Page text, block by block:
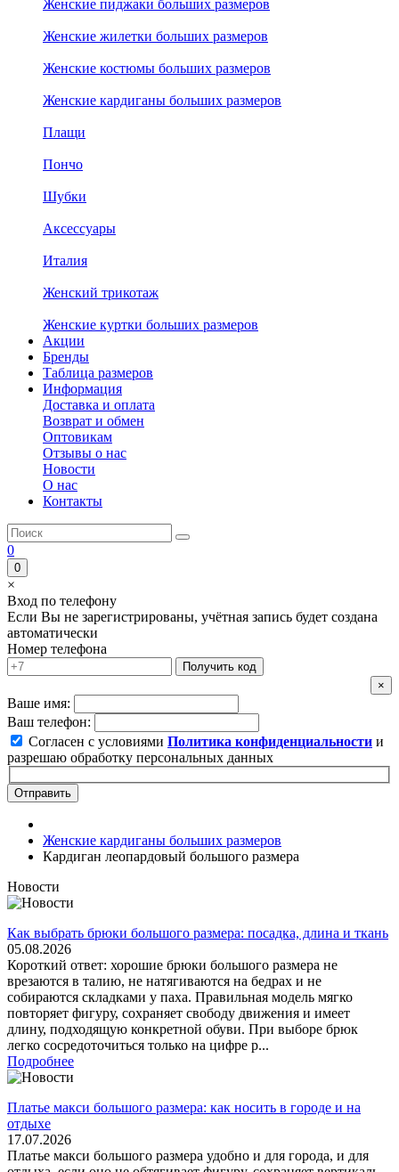
Женские пиджаки больших размеров
Женские жилетки больших размеров
Женские костюмы больших размеров
Женские кардиганы больших размеров
Плащи
Пончо
Шубки
Аксессуары
Италия
Женский трикотаж
Женские куртки больших размеров
Акции
Бренды
Таблица размеров
Информация
Доставка и оплата
Возврат и обмен
Оптовикам
Отзывы о нас
Новости
О нас
Контакты
0
0
×
Вход по телефону
Если Вы не зарегистрированы, учётная запись будет создана
автоматически
Номер телефона
Получить код
×
Ваше имя:
Ваш телефон:
Согласен с условиями Политика конфиденциальности и
разрешаю обработку персональных данных
Отправить
Женские кардиганы больших размеров
Кардиган леопардовый большого размера
Новости
Как выбрать брюки большого размера: посадка, длина и ткань
05.08.2026
Короткий ответ: хорошие брюки большого размера не
врезаются в талию, не натягиваются на бедрах и не
собираются складками у паха. Правильная модель мягко
повторяет фигуру, сохраняет свободу движения и имеет
длину, подходящую конкретной обуви. При выборе брюк
легко сосредоточиться только на цифре р...
Подробнее
Платье макси большого размера: как носить в городе и на
отдыхе
17.07.2026
Платье макси большого размера удобно и для города, и для